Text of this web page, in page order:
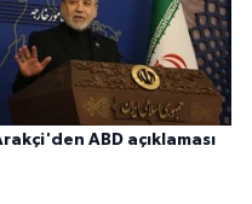
ABD açıklaması